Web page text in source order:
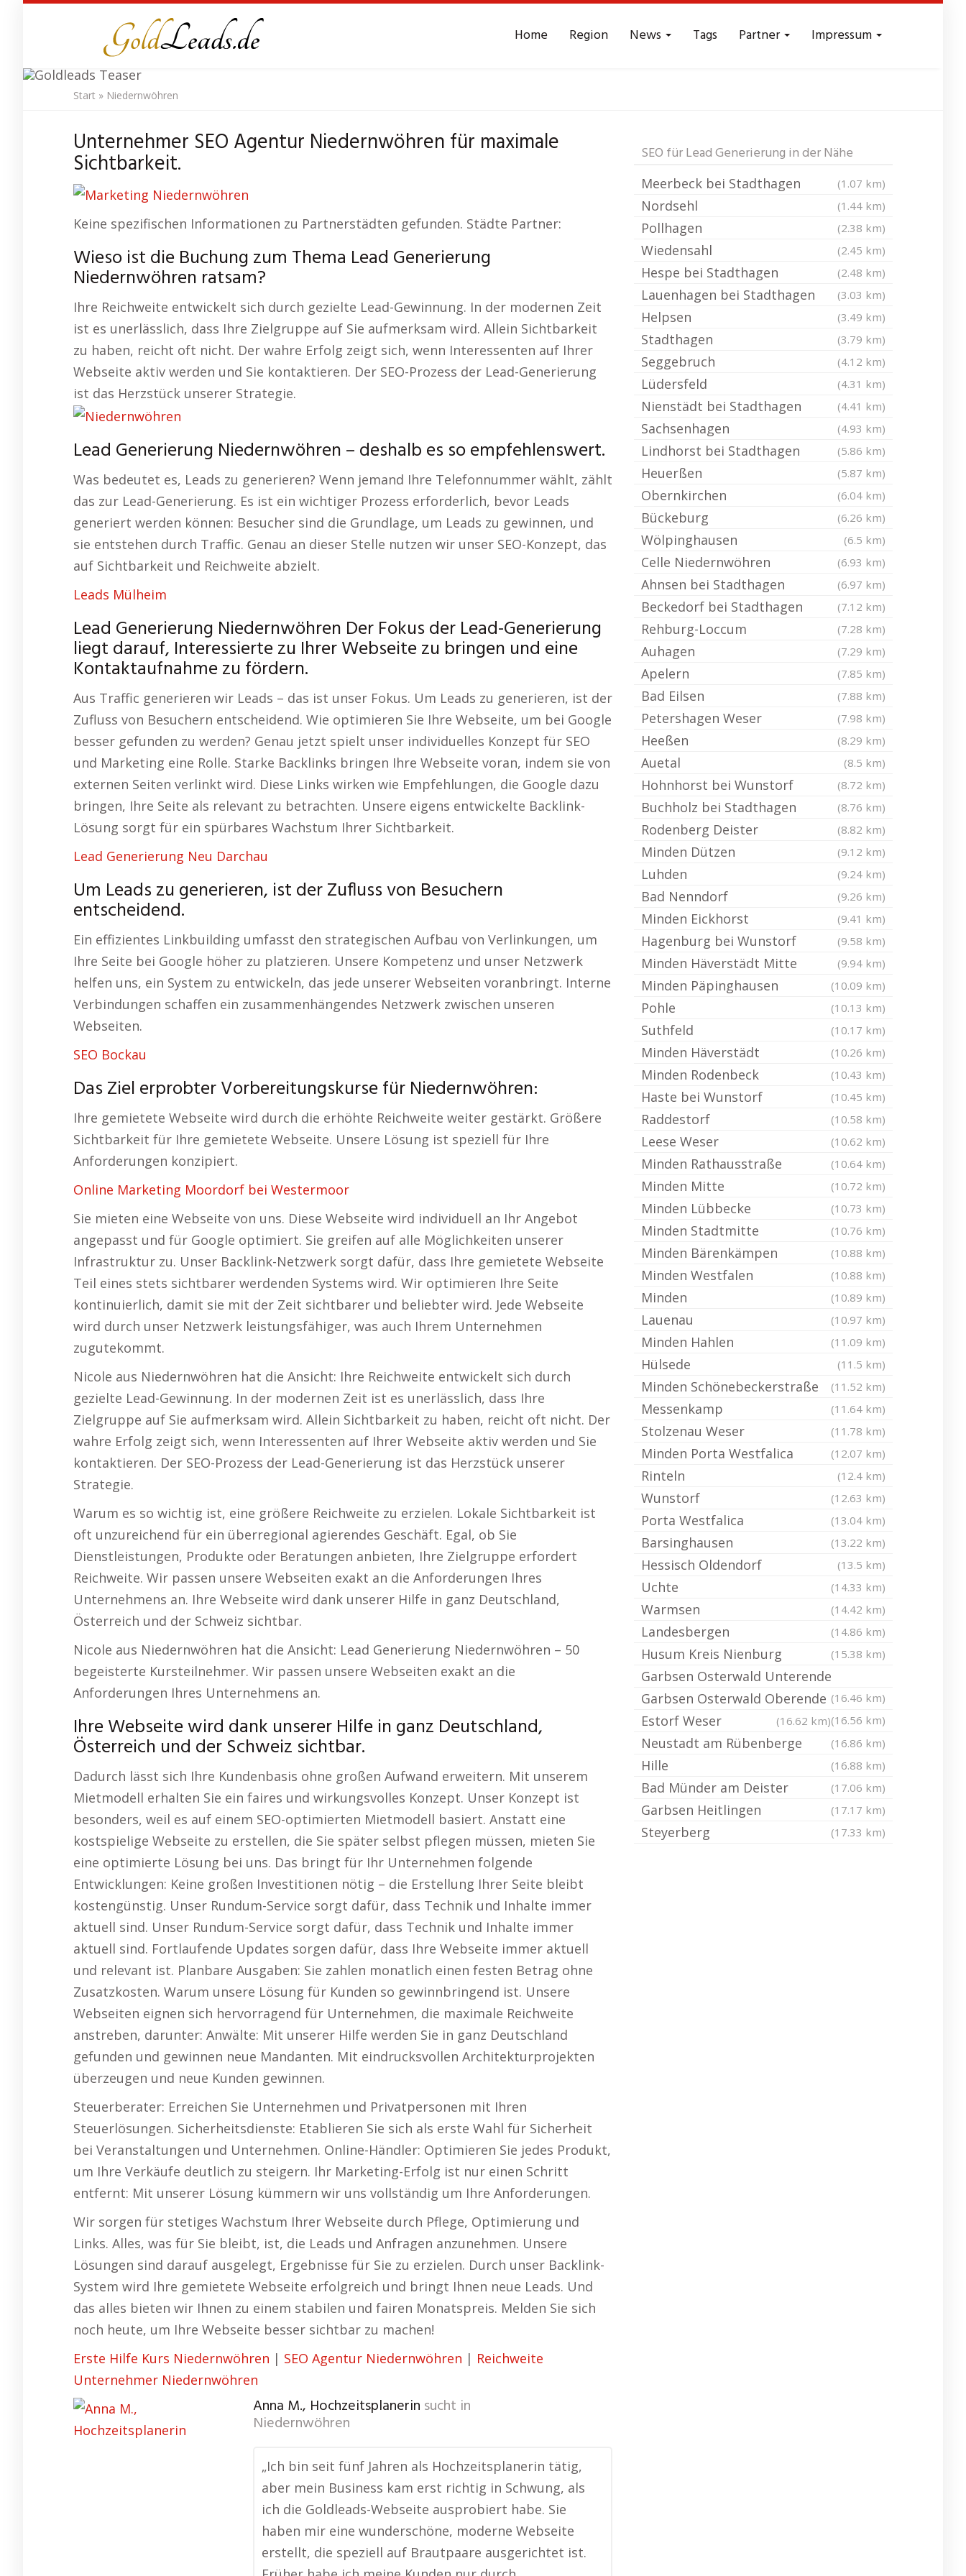
content
Home Region News Tags Partner Impressum
SEO Agentur Niedernwöhren
Start » Niedernwöhren
Unternehmer SEO Agentur Niedernwöhren für maximale
Sichtbarkeit.
Keine spezifischen Informationen zu Partnerstädten gefunden. Städte Partner:
Wieso ist die Buchung zum Thema Lead Generierung
Niedernwöhren ratsam?
Ihre Reichweite entwickelt sich durch gezielte Lead-Gewinnung. In der modernen Zeit
ist es unerlässlich, dass Ihre Zielgruppe auf Sie aufmerksam wird. Allein Sichtbarkeit
zu haben, reicht oft nicht. Der wahre Erfolg zeigt sich, wenn Interessenten auf Ihrer
Webseite aktiv werden und Sie kontaktieren. Der SEO-Prozess der Lead-Generierung
ist das Herzstück unserer Strategie.
Lead Generierung Niedernwöhren – deshalb es so empfehlenswert.
Was bedeutet es, Leads zu generieren? Wenn jemand Ihre Telefonnummer wählt, zählt
das zur Lead-Generierung. Es ist ein wichtiger Prozess erforderlich, bevor Leads
generiert werden können: Besucher sind die Grundlage, um Leads zu gewinnen, und
sie entstehen durch Traffic. Genau an dieser Stelle nutzen wir unser SEO-Konzept, das
auf Sichtbarkeit und Reichweite abzielt.
Leads Mülheim
Lead Generierung Niedernwöhren Der Fokus der Lead-Generierung
liegt darauf, Interessierte zu Ihrer Webseite zu bringen und eine
Kontaktaufnahme zu fördern.
Aus Traffic generieren wir Leads – das ist unser Fokus. Um Leads zu generieren, ist der
Zufluss von Besuchern entscheidend. Wie optimieren Sie Ihre Webseite, um bei Google
besser gefunden zu werden? Genau jetzt spielt unser individuelles Konzept für SEO
und Marketing eine Rolle. Starke Backlinks bringen Ihre Webseite voran, indem sie von
externen Seiten verlinkt wird. Diese Links wirken wie Empfehlungen, die Google dazu
bringen, Ihre Seite als relevant zu betrachten. Unsere eigens entwickelte Backlink-
Lösung sorgt für ein spürbares Wachstum Ihrer Sichtbarkeit.
Lead Generierung Neu Darchau
Um Leads zu generieren, ist der Zufluss von Besuchern
entscheidend.
Ein effizientes Linkbuilding umfasst den strategischen Aufbau von Verlinkungen, um
Ihre Seite bei Google höher zu platzieren. Unsere Kompetenz und unser Netzwerk
helfen uns, ein System zu entwickeln, das jede unserer Webseiten voranbringt. Interne
Verbindungen schaffen ein zusammenhängendes Netzwerk zwischen unseren
Webseiten.
SEO Bockau
Das Ziel erprobter Vorbereitungskurse für Niedernwöhren:
Ihre gemietete Webseite wird durch die erhöhte Reichweite weiter gestärkt. Größere
Sichtbarkeit für Ihre gemietete Webseite. Unsere Lösung ist speziell für Ihre
Anforderungen konzipiert.
Online Marketing Moordorf bei Westermoor
Sie mieten eine Webseite von uns. Diese Webseite wird individuell an Ihr Angebot
angepasst und für Google optimiert. Sie greifen auf alle Möglichkeiten unserer
Infrastruktur zu. Unser Backlink-Netzwerk sorgt dafür, dass Ihre gemietete Webseite
Teil eines stets sichtbarer werdenden Systems wird. Wir optimieren Ihre Seite
kontinuierlich, damit sie mit der Zeit sichtbarer und beliebter wird. Jede Webseite
wird durch unser Netzwerk leistungsfähiger, was auch Ihrem Unternehmen
zugutekommt.
Nicole aus Niedernwöhren hat die Ansicht: Ihre Reichweite entwickelt sich durch
gezielte Lead-Gewinnung. In der modernen Zeit ist es unerlässlich, dass Ihre
Zielgruppe auf Sie aufmerksam wird. Allein Sichtbarkeit zu haben, reicht oft nicht. Der
wahre Erfolg zeigt sich, wenn Interessenten auf Ihrer Webseite aktiv werden und Sie
kontaktieren. Der SEO-Prozess der Lead-Generierung ist das Herzstück unserer
Strategie.
Warum es so wichtig ist, eine größere Reichweite zu erzielen. Lokale Sichtbarkeit ist
oft unzureichend für ein überregional agierendes Geschäft. Egal, ob Sie
Dienstleistungen, Produkte oder Beratungen anbieten, Ihre Zielgruppe erfordert
Reichweite. Wir passen unsere Webseiten exakt an die Anforderungen Ihres
Unternehmens an. Ihre Webseite wird dank unserer Hilfe in ganz Deutschland,
Österreich und der Schweiz sichtbar.
Nicole aus Niedernwöhren hat die Ansicht: Lead Generierung Niedernwöhren – 50
begeisterte Kursteilnehmer. Wir passen unsere Webseiten exakt an die
Anforderungen Ihres Unternehmens an.
Ihre Webseite wird dank unserer Hilfe in ganz Deutschland,
Österreich und der Schweiz sichtbar.
Dadurch lässt sich Ihre Kundenbasis ohne großen Aufwand erweitern. Mit unserem
Mietmodell erhalten Sie ein faires und wirkungsvolles Konzept. Unser Konzept ist
besonders, weil es auf einem SEO-optimierten Mietmodell basiert. Anstatt eine
kostspielige Webseite zu erstellen, die Sie später selbst pflegen müssen, mieten Sie
eine optimierte Lösung bei uns. Das bringt für Ihr Unternehmen folgende
Entwicklungen: Keine großen Investitionen nötig – die Erstellung Ihrer Seite bleibt
kostengünstig. Unser Rundum-Service sorgt dafür, dass Technik und Inhalte immer
aktuell sind. Unser Rundum-Service sorgt dafür, dass Technik und Inhalte immer
aktuell sind. Fortlaufende Updates sorgen dafür, dass Ihre Webseite immer aktuell
und relevant ist. Planbare Ausgaben: Sie zahlen monatlich einen festen Betrag ohne
Zusatzkosten. Warum unsere Lösung für Kunden so gewinnbringend ist. Unsere
Webseiten eignen sich hervorragend für Unternehmen, die maximale Reichweite
anstreben, darunter: Anwälte: Mit unserer Hilfe werden Sie in ganz Deutschland
gefunden und gewinnen neue Mandanten. Mit eindrucksvollen Architekturprojekten
überzeugen und neue Kunden gewinnen.
Steuerberater: Erreichen Sie Unternehmen und Privatpersonen mit Ihren
Steuerlösungen. Sicherheitsdienste: Etablieren Sie sich als erste Wahl für Sicherheit
bei Veranstaltungen und Unternehmen. Online-Händler: Optimieren Sie jedes Produkt,
um Ihre Verkäufe deutlich zu steigern. Ihr Marketing-Erfolg ist nur einen Schritt
entfernt: Mit unserer Lösung kümmern wir uns vollständig um Ihre Anforderungen.
Wir sorgen für stetiges Wachstum Ihrer Webseite durch Pflege, Optimierung und
Links. Alles, was für Sie bleibt, ist, die Leads und Anfragen anzunehmen. Unsere
Lösungen sind darauf ausgelegt, Ergebnisse für Sie zu erzielen. Durch unser Backlink-
System wird Ihre gemietete Webseite erfolgreich und bringt Ihnen neue Leads. Und
das alles bieten wir Ihnen zu einem stabilen und fairen Monatspreis. Melden Sie sich
noch heute, um Ihre Webseite besser sichtbar zu machen!
Erste Hilfe Kurs Niedernwöhren | SEO Agentur Niedernwöhren | Reichweite
Unternehmer Niedernwöhren
Anna M., Hochzeitsplanerin sucht in
Niedernwöhren
„Ich bin seit fünf Jahren als Hochzeitsplanerin tätig,
aber mein Business kam erst richtig in Schwung, als
ich die Goldleads-Webseite ausprobiert habe. Sie
haben mir eine wunderschöne, moderne Webseite
erstellt, die speziell auf Brautpaare ausgerichtet ist.
SEO für Lead Generierung in der Nähe
Meerbeck bei Stadthagen (1.07 km)
Nordsehl (1.44 km)
Pollhagen (2.38 km)
Wiedensahl (2.45 km)
Hespe bei Stadthagen (2.48 km)
Lauenhagen bei Stadthagen (3.03 km)
Helpsen (3.49 km)
Stadthagen (3.79 km)
Seggebruch (4.12 km)
Lüdersfeld (4.31 km)
Nienstädt bei Stadthagen (4.41 km)
Sachsenhagen (4.93 km)
Lindhorst bei Stadthagen (5.86 km)
Heuerßen (5.87 km)
Obernkirchen (6.04 km)
Bückeburg (6.26 km)
Wölpinghausen (6.5 km)
Celle Niedernwöhren (6.93 km)
Ahnsen bei Stadthagen (6.97 km)
Beckedorf bei Stadthagen (7.12 km)
Rehburg-Loccum (7.28 km)
Auhagen (7.29 km)
Apelern (7.85 km)
Bad Eilsen (7.88 km)
Petershagen Weser (7.98 km)
Heeßen (8.29 km)
Auetal (8.5 km)
Hohnhorst bei Wunstorf (8.72 km)
Buchholz bei Stadthagen (8.76 km)
Rodenberg Deister (8.82 km)
Minden Dützen (9.12 km)
Luhden (9.24 km)
Bad Nenndorf (9.26 km)
Minden Eickhorst (9.41 km)
Hagenburg bei Wunstorf (9.58 km)
Minden Häverstädt Mitte (9.94 km)
Minden Päpinghausen (10.09 km)
Pohle (10.13 km)
Suthfeld (10.17 km)
Minden Häverstädt (10.26 km)
Minden Rodenbeck (10.43 km)
Haste bei Wunstorf (10.45 km)
Raddestorf (10.58 km)
Leese Weser (10.62 km)
Minden Rathausstraße (10.64 km)
Minden Mitte (10.72 km)
Minden Lübbecke (10.73 km)
Minden Stadtmitte (10.76 km)
Minden Bärenkämpen (10.88 km)
Minden Westfalen (10.88 km)
Minden (10.89 km)
Lauenau (10.97 km)
Minden Hahlen (11.09 km)
Hülsede (11.5 km)
Minden Schönebeckerstraße (11.52 km)
Messenkamp (11.64 km)
Stolzenau Weser (11.78 km)
Minden Porta Westfalica (12.07 km)
Rinteln (12.4 km)
Wunstorf (12.63 km)
Porta Westfalica (13.04 km)
Barsinghausen (13.22 km)
Hessisch Oldendorf (13.5 km)
Uchte (14.33 km)
Warmsen (14.42 km)
Landesbergen (14.86 km)
Husum Kreis Nienburg (15.38 km)
Garbsen Osterwald Unterende
(16.46 km)
Garbsen Osterwald Oberende
(16.56 km)
Estorf Weser (16.62 km)
Neustadt am Rübenberge (16.86 km)
Hille (16.88 km)
Bad Münder am Deister (17.06 km)
Garbsen Heitlingen (17.17 km)
Steyerberg (17.33 km)